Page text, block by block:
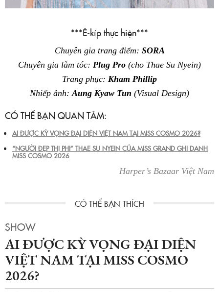
***Ê-kíp thực hiện***
Chuyên gia trang điểm: SORA
Chuyên gia làm tóc: Plug Pro (cho Thae Su Nyein)
Trang phục: Kham Phillip
Nhiếp ảnh: Aung Kyaw Tun (Visual Design)
CÓ THỂ BẠN QUAN TÂM:
AI ĐƯỢC KỲ VỌNG ĐẠI DIỆN VIỆT NAM TẠI MISS COSMO 2026?
“NGƯỜI ĐẸP THỊ PHI” THAE SU NYEIN CỦA MISS GRAND GHI DANH
MISS COSMO 2026
Harper’s Bazaar Việt Nam
SHOW
AI ĐƯỢC KỲ VỌNG ĐẠI DIỆN
VIỆT NAM TẠI MISS COSMO
2026?